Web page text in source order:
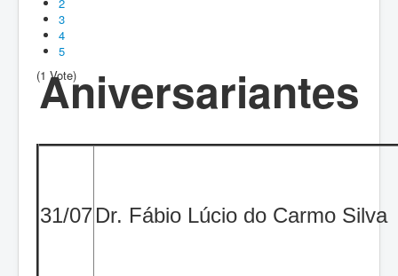
3
4
5
(1 Vote)
Aniversariantes
31/07Dr. Fábio Lúcio do Carmo Silva